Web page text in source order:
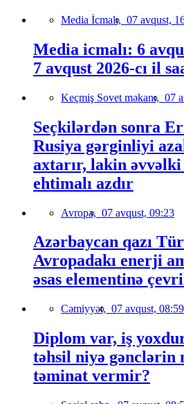
Media İcmalı, 07 avqust,
Media icmalı: 6
7 avqust 2026-cı il
Keçmiş Sovet məkanı, 07
Seçkilərdən sonra
Rusiya gərginliyi
axtarır, lakin əvvəlki
ehtimalı azdır
Avropa, 07 avqust, 09:23
Azərbaycan qazı
Avropadakı enerji
əsas elementinə
Cəmiyyət, 07 avqust, 08:59
Diplom var, iş
təhsil niyə gənclərin
təminat vermir?